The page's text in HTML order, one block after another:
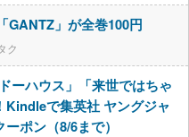
GANTZ」が全巻100円
ク
ーハウス」「来世ではちゃ
Kindleで集英社 ヤングジャ
ポン（8/6まで）